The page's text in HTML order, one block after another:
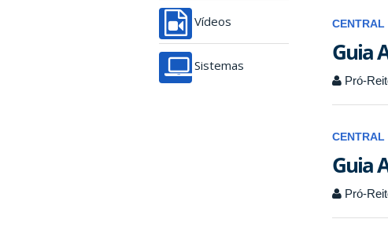
Vídeos
Sistemas
CENTRAL
Guia
Pró-
CENTRAL
Guia
Pró-